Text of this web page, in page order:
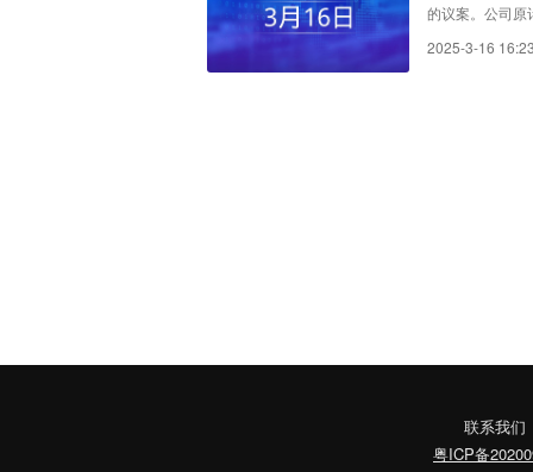
的议案。公司原
易集团有限公
2025-3-16
联系我们
粤ICP备